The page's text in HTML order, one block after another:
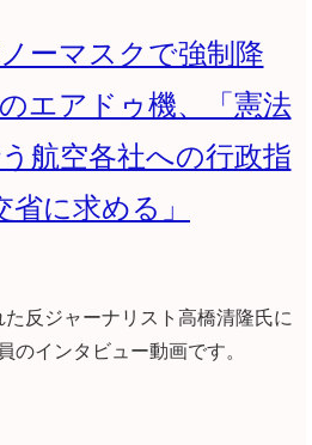
ーマスクで強制降
エアドゥ機、「憲法
航空各社への行政指
省に求める」
反ジャーナリスト高橋清隆氏に
のインタビュー動画です。